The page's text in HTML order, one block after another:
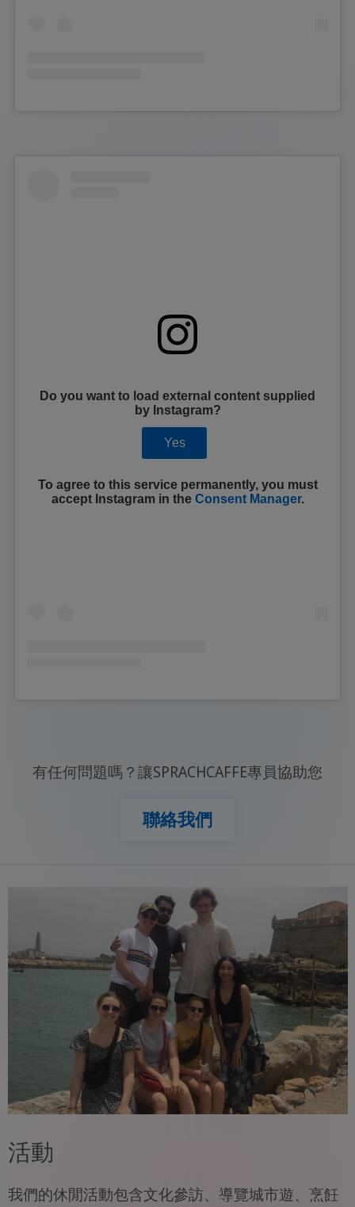
Do you want to load external content supplied
by Instagram?
Yes
To agree to this service permanently, you must
accept Instagramin the Consent Manager.
有任何問題嗎？讓SPRACHCAFFE專員協助您
聯絡我們
活動
我們的休閒活動包含文化參訪、導覽城市遊、烹飪